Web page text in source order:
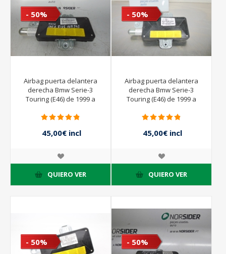
- 50%
Airbag puerta delantera
derecha Bmw Serie-3
Touring (E46) de 1999 a
45,00€ incl
impuestos
QUIERO VER
- 50%
Airbag puerta delantera
derecha Bmw Serie-3
Touring (E46) de 1999 a
45,00€ incl
impuestos
QUIERO VER
- 50% - 50%